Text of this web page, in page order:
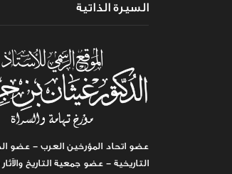
السيرة الذاتية
عضو اتحاد المؤرخين العرب - عضو
التاريخية - عضو جمعية التاريخ